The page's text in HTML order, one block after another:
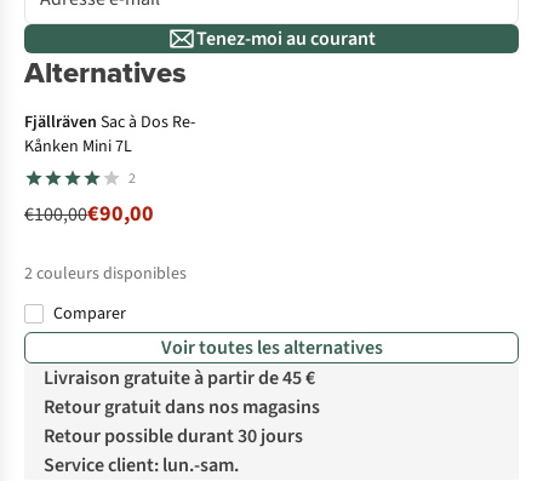
Tenez-moi au courant
Alternatives
-10%
Fjällräven Sac à Dos Re-
Kånken Mini 7L
2
€100,00€90,00
2couleurs disponibles
%
%
Comparer
Voir toutes les alternatives
Livraison gratuite à partir de 45 €
Retour gratuit dans nos magasins
Retour possible durant 30 jours
Service client: lun.-sam.